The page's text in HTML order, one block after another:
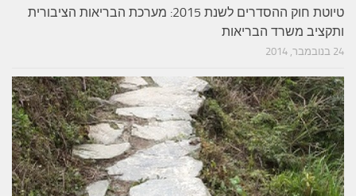
טיוטת חוק ההסדרים לשנת 2015: מערכת הבריאות הציבורית
ותקציב משרד הבריאות
24 בנובמבר, 2014